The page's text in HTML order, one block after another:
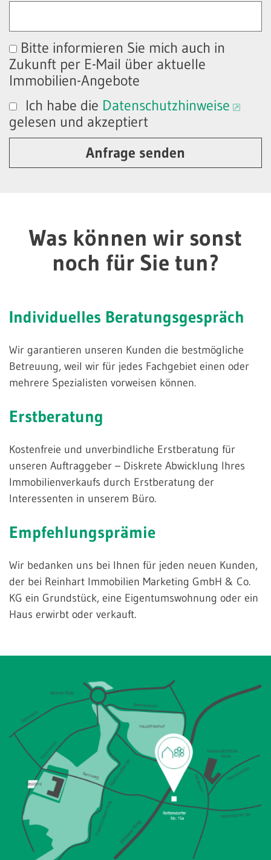
Bitte informieren Sie mich auch in
Zukunft per E-Mail über aktuelle
Immobilien-Angebote
Ich habe die Datenschutzhinweise
gelesen und akzeptiert
Anfrage senden
Was können wir sonst
noch für Sie tun?
Individuelles Beratungsgespräch
Wir garantieren unseren Kunden die bestmögliche
Betreuung, weil wir für jedes Fachgebiet einen oder
mehrere Spezialisten vorweisen können.
Erstberatung
Kostenfreie und unverbindliche Erstberatung für
unseren Auftraggeber – Diskrete Abwicklung Ihres
Immobilienverkaufs durch Erstberatung der
Interessenten in unserem Büro.
Empfehlungsprämie
Wir bedanken uns bei Ihnen für jeden neuen Kunden,
der bei Reinhart Immobilien Marketing GmbH & Co.
KG ein Grundstück, eine Eigentumswohnung oder ein
Haus erwirbt oder verkauft.